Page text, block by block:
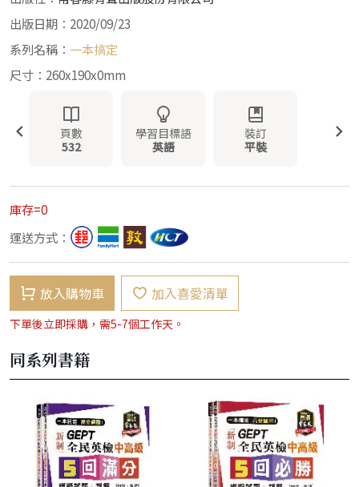
出版日期：2020/09/23
系列名稱： 一本搞定
尺寸：260x190x0mm
頁數
532
學習目標語
英語
裝訂
平裝
庫存=0
運送方式：
放入購物車 加入喜愛清單
下單後立即採購，需5-7個工作天。
同系列書籍